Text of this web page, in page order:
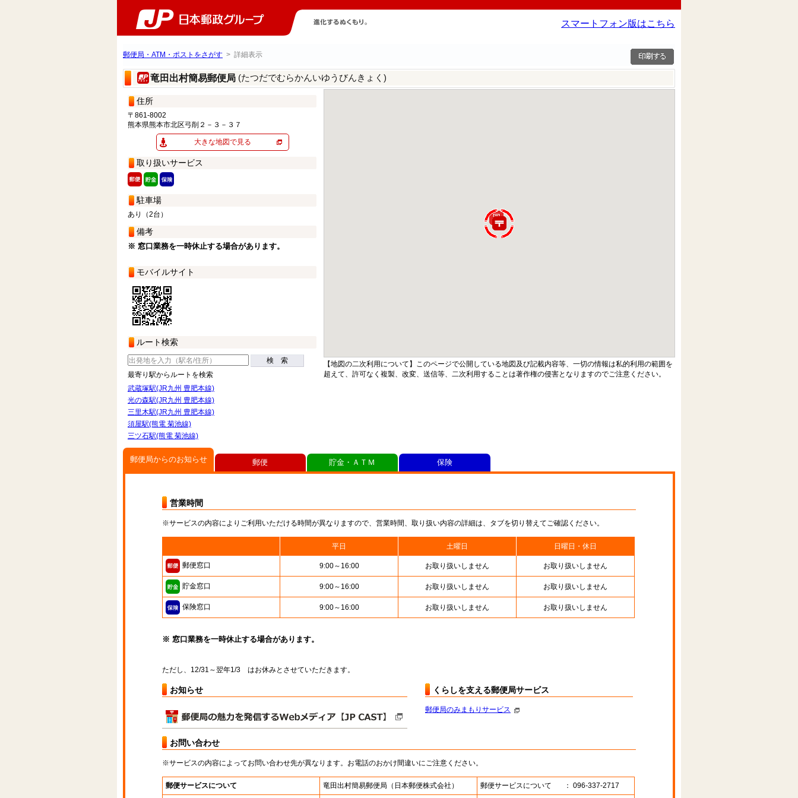
スマートフォン版はこちら
郵便局・ATM・ポストをさがす > 詳細表示
竜田出村簡易郵便局 (たつだでむらかんいゆうびんきょく)
住所
〒861-8002
熊本県熊本市北区弓削２－３－３７
大きな地図で見る
取り扱いサービス
駐車場
あり（2台）
備考
※ 窓口業務を一時休止する場合があります。
モバイルサイト
ルート検索
検 索
最寄り駅からルートを検索
武蔵塚駅(JR九州 豊肥本線)
光の森駅(JR九州 豊肥本線)
三里木駅(JR九州 豊肥本線)
須屋駅(熊電 菊池線)
三ツ石駅(熊電 菊池線)
【地図の二次利用について】このページで公開している地図及び記載内容等、一切の情報は私的利用の範囲を
超えて、許可なく複製、改変、送信等、二次利用することは著作権の侵害となりますのでご注意ください。
郵便局からのお知らせ
営業時間
※サービスの内容によりご利用いただける時間が異なりますので、営業時間、取り扱い内容の詳細は、タブを切り替えてご確認ください。
平日 土曜日 日曜日・休日
郵便窓口 9:00～16:00 お取り扱いしません お取り扱いしません
貯金窓口 9:00～16:00 お取り扱いしません お取り扱いしません
保険窓口 9:00～16:00 お取り扱いしません お取り扱いしません
※ 窓口業務を一時休止する場合があります。
ただし、12/31～翌年1/3 はお休みとさせていただきます。
お知らせ くらしを支える郵便局サービス
郵便局のみまもりサービス
お問い合わせ
※サービスの内容によってお問い合わせ先が異なります。お電話のおかけ間違いにご注意ください。
郵便サービスについて 竜田出村簡易郵便局 （日本郵便株式会社） 郵便サービスについて ： 096-337-2717
郵便 貯金・ＡＴＭ 保険